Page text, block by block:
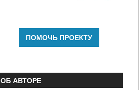
ОБ АВТОРЕ